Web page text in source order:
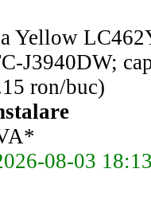
Yellow
J3940DW;
ron/buc)
08-03